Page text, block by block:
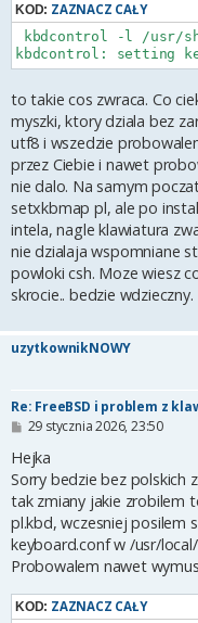
KOD: ZAZNACZ CAŁY
kbdcontrol -l /usr/
kbdcontrol: setting
to takie cos zwraca. Co
myszki, ktory dziala bez
utf8 i wszedzie
przez Ciebie i nawet
nie dalo. Na samym
setxkbmap pl, ale po
intela, nagle klawiatura
nie dzialaja wspomniane
powloki csh. Moze wiesz
skrocie.. bedzie wdzieczny.
uzytkownikNOWY
Re: FreeBSD i problem z
P
s
29 stycznia 2026, 23:50
Hejka
Sorry bedzie bez polskich
tak zmiany jakie zrobilem
pl.kbd, wczesniej posilem
keyboard.conf w /usr/
Probowalem nawet
KOD: ZAZNACZ CAŁY